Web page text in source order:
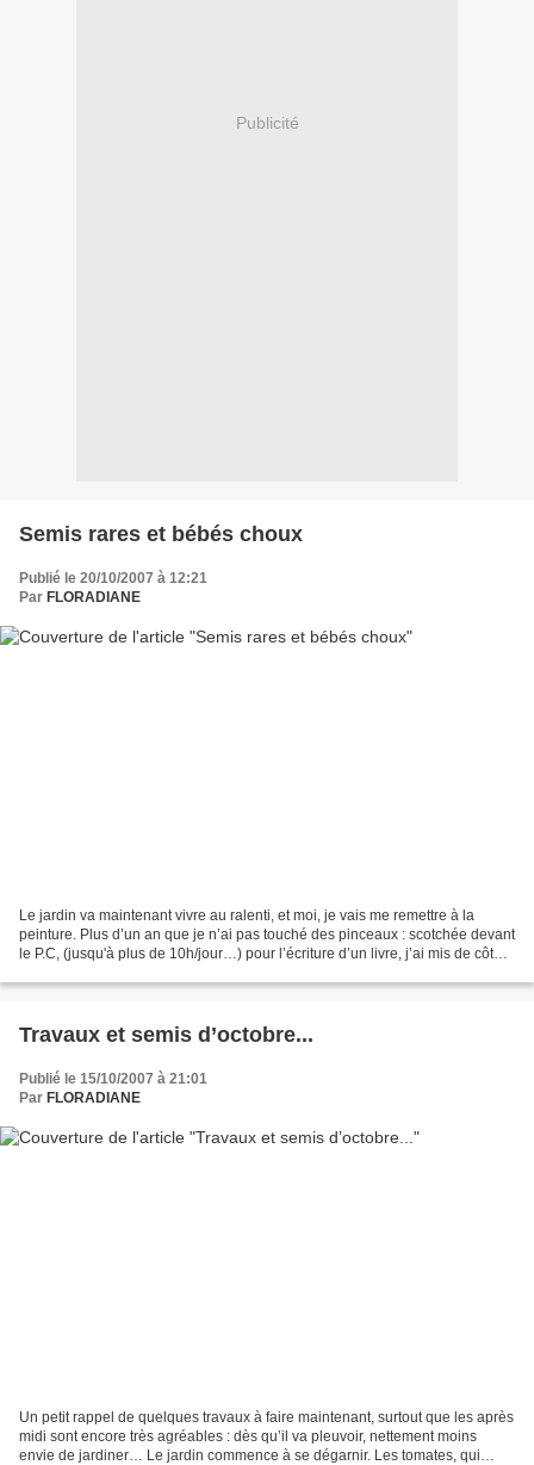
Publicité
Semis rares et bébés choux
Publié le 20/10/2007 à 12:21
Par FLORADIANE
Le jardin va maintenant vivre au ralenti, et moi, je vais me remettre à la
peinture. Plus d’un an que je n’ai pas touché des pinceaux : scotchée devant
le P.C, (jusqu'à plus de 10h/jour…) pour l’écriture d’un livre, j’ai mis de côté
Travaux et semis d’octobre...
Publié le 15/10/2007 à 21:01
Par FLORADIANE
Un petit rappel de quelques travaux à faire maintenant, surtout que les après
midi sont encore très agréables : dès qu’il va pleuvoir, nettement moins
envie de jardiner… Le jardin commence à se dégarnir. Les tomates, qui